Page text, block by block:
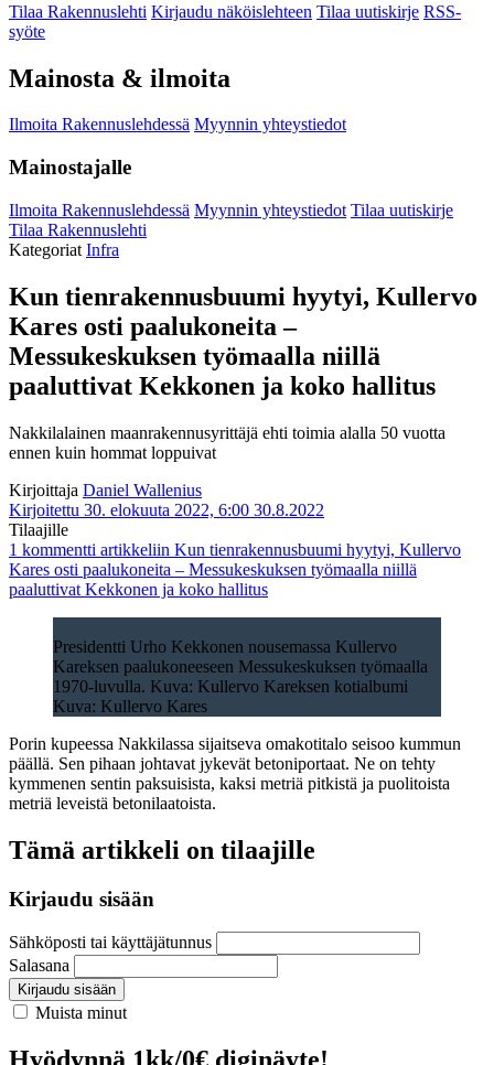
Tilaa Rakennuslehti Kirjaudu näköislehteen Tilaa uutiskirje RSS-
syöte
Mainosta & ilmoita
Ilmoita Rakennuslehdessä Myynnin yhteystiedot
Mainostajalle
Ilmoita Rakennuslehdessä Myynnin yhteystiedot Tilaa uutiskirje
Tilaa Rakennuslehti
Kategoriat Infra
Kun tienrakennusbuumi hyytyi, Kullervo
Kares osti paalukoneita –
Messukeskuksen työmaalla niillä
paaluttivat Kekkonen ja koko hallitus
Nakkilalainen maanrakennusyrittäjä ehti toimia alalla 50 vuotta
ennen kuin hommat loppuivat
Kirjoittaja Daniel Wallenius
Kirjoitettu 30. elokuuta 2022, 6:00 30.8.2022
Tilaajille
1 kommentti artikkeliin Kun tienrakennusbuumi hyytyi, Kullervo
Kares osti paalukoneita – Messukeskuksen työmaalla niillä
paaluttivat Kekkonen ja koko hallitus
Presidentti Urho Kekkonen nousemassa Kullervo
Kareksen paalukoneeseen Messukeskuksen työmaalla
1970-luvulla. Kuva: Kullervo Kareksen kotialbumi
Kuva: Kullervo Kares
Porin kupeessa Nakkilassa sijaitseva omakotitalo seisoo kummun
päällä. Sen pihaan johtavat jykevät betoniportaat. Ne on tehty
kymmenen sentin paksuisista, kaksi metriä pitkistä ja puolitoista
metriä leveistä betonilaatoista.
Tämä artikkeli on tilaajille
Kirjaudu sisään
Sähköposti tai käyttäjätunnus
Salasana
Kirjaudu sisään
Muista minut